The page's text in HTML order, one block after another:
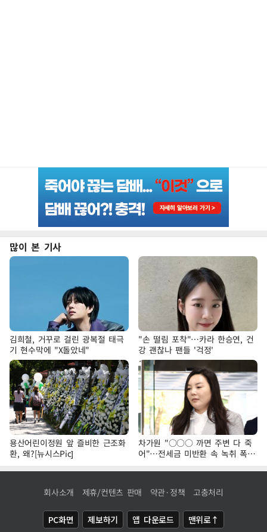
많이 본 기사
김희철, 거꾸로 걸린 광복절 태극
기 현수막에 "X돌았네"
"손 떨림 포착"…카라 한승연, 건
강 괜찮나 팬들 '걱정'
용산어린이정원 앞 즐비한 근조화
환, 왜?[뉴시스Pic]
차가원 "○○○ 까면 주변 다 죽
어"…전세금 미반환 속 녹취 폭로
파장
회사소개 제휴/컨텐츠 판매 약관·정책 고충처리
PC화면 제보하기 앱 다운로드 맨위로↑